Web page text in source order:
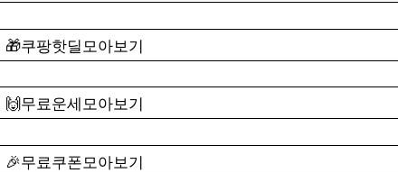
🎁쿠팡핫딜모아보기
🙌무료운세모아보기
🎉무료쿠폰모아보기